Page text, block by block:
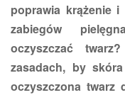
poprawia krążenie
zabiegów
oczyszczać
zasadach, by
oczyszczona twarz